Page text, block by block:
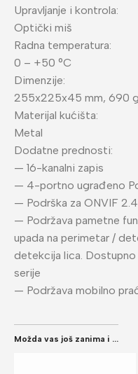
Upravljanje i kontrola:
Optički miš
Radna temperatura:
0 – +50 °C
Dimenzije:
255x225x45 mm, 690 g
Materijal kućišta:
Metal
Dodatne prednosti:
— 16-kanalni zapis
— 4-portno ugrađeno
— Podrška za ONVIF
— Podržava pametne
upada na perimetar /
detekcija lica. Dostupno
serije
— Podržava mobilno
Možda vas još zanima i ...